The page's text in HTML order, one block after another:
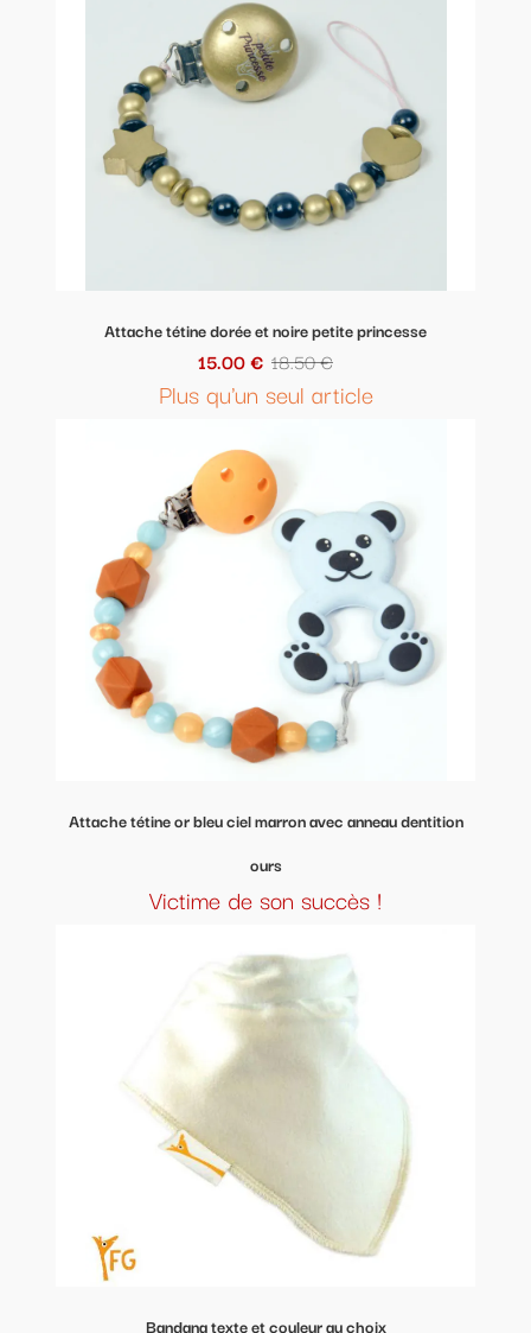
Attache tétine dorée et noire petite princesse
15.00 € 18.50 €
Plus qu'un seul article
Attache tétine or bleu ciel marron avec anneau dentition
ours
Victime de son succès !
Bandana texte et couleur au choix